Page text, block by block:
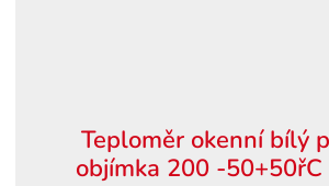
Teploměr okenní bílý
objímka 200 -